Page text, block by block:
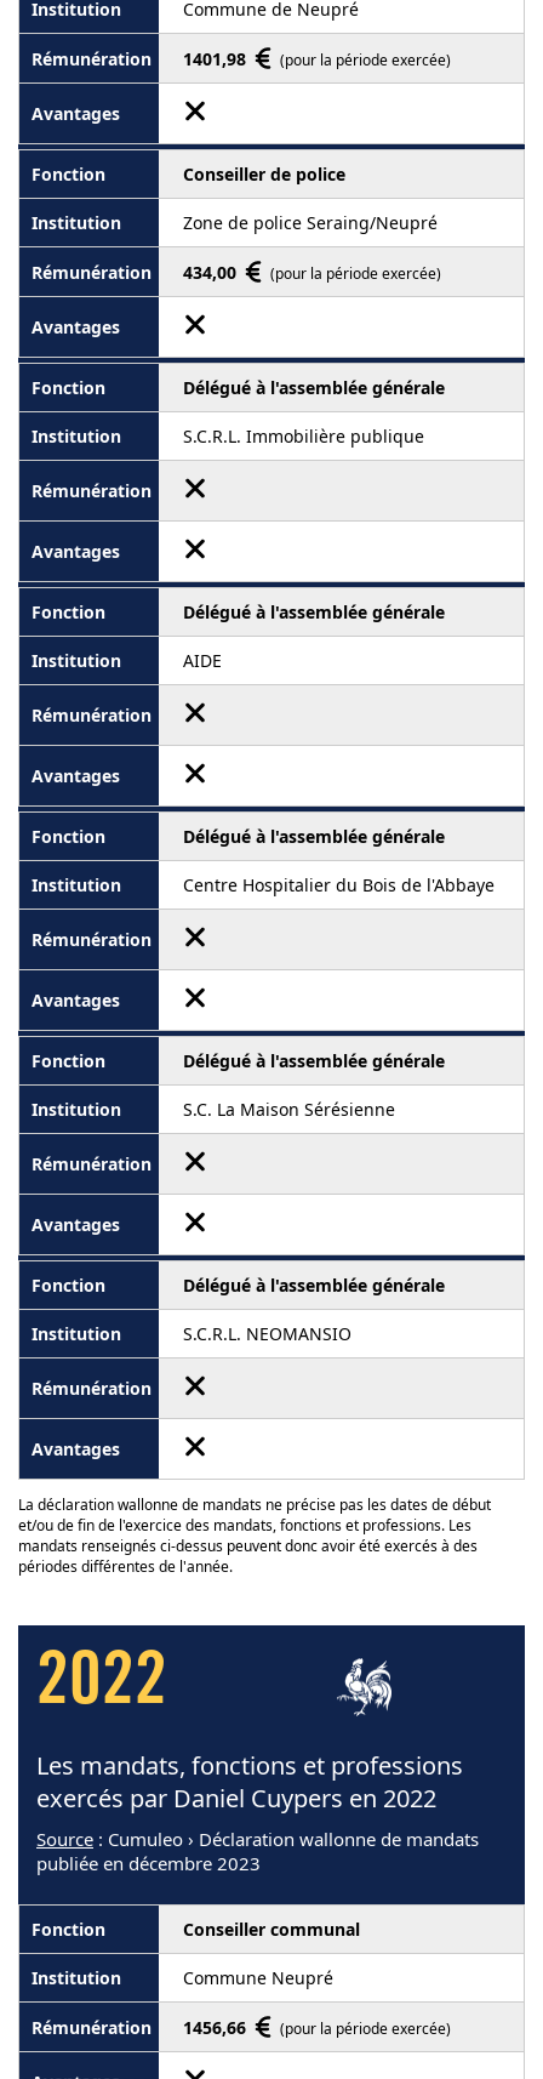
Commune de Neupré
1401,98 (pour la période exercée)
Conseiller de police
Zone de police Seraing/Neupré
434,00 (pour la période exercée)
Délégué à l'assemblée générale
S.C.R.L. Immobilière publique
Délégué à l'assemblée générale
AIDE
Délégué à l'assemblée générale
Centre Hospitalier du Bois de l'Abbaye
Délégué à l'assemblée générale
S.C. La Maison Sérésienne
Délégué à l'assemblée générale
S.C.R.L. NEOMANSIO
La déclaration wallonne de mandats ne précise pas les dates de début
et/ou de fin de l'exercice des mandats, fonctions et professions. Les
mandats renseignés ci-dessus peuvent donc avoir été exercés à des
périodes différentes de l'année.
2022
Les mandats, fonctions et professions
exercés par Daniel Cuypers en 2022
Source : Cumuleo › Déclaration wallonne de mandats
publiée en décembre 2023
Conseiller communal
Commune Neupré
1456,66 (pour la période exercée)